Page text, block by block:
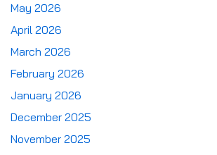
May 2026
April 2026
March 2026
February 2026
January 2026
December 2025
November 2025